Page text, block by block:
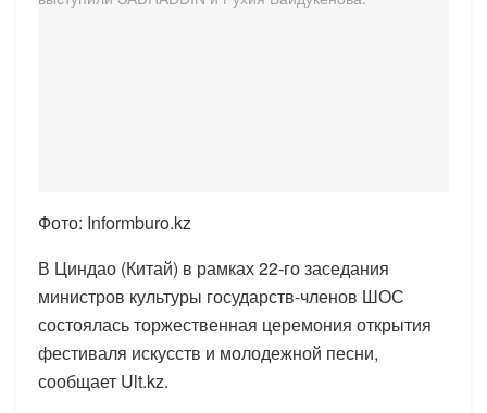
Фото: Informburo.kz
В Циндао (Китай) в рамках 22-го заседания
министров культуры государств-членов ШОС
состоялась торжественная церемония открытия
фестиваля искусств и молодежной песни,
сообщает Ult.kz.